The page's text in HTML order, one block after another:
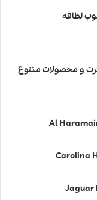
لطافه
و محصولات متنوع